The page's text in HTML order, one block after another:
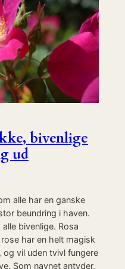
bivenlige
ud
alle har en ganske
beundring i haven.
bivenlige. Rosa
rose har en helt magisk
og vil uden tvivl fungere
Som navnet antyder,